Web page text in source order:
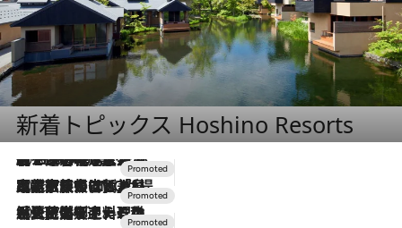
新着トピックス Hoshino Resorts
2026.8.7
【トンボの足水浴】ヒノキの香りに包まれて涼感マックス！約13℃の湧水かけ流しを避暑地「星野温泉 トンボの湯」で体験
2026.7.31
【ホテル帰省】という選択肢をOMOが提案。家族とほどよい距離を保つには「昼は実家、夜は気兼ねなくホテルで！」
2026.7.24
【夏限定ディナーコース】旬を迎える稚鮎や花ズッキーニなどをイタリア・トスカーナの郷土料理の手法で満喫！